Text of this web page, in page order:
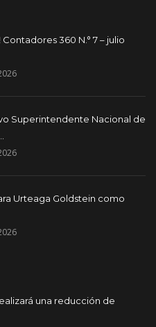
Contadores 360 N.° 7 – julio
Superintendente Nacional de
Urteaga Goldstein como
una reducción de